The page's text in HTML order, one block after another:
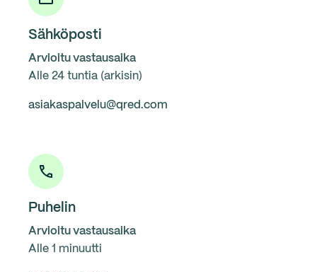
Sähköposti
Arvioitu vastausaika
Alle 24 tuntia (arkisin)
asiakaspalvelu@qred.com
Puhelin
Arvioitu vastausaika
Alle 1 minuutti